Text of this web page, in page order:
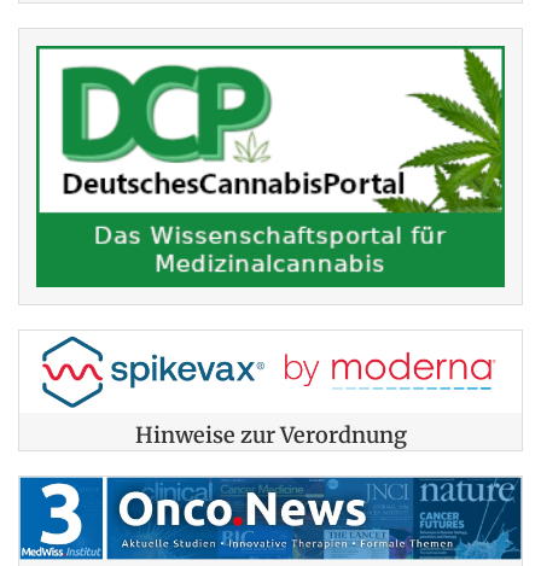
Hinweise zur Verordnung